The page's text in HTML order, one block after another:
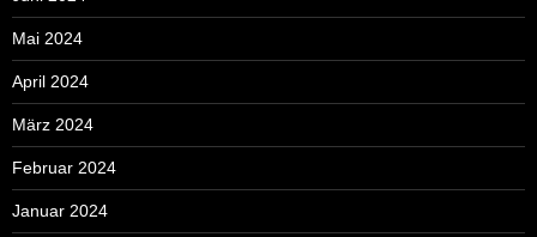
Mai 2024
April 2024
März 2024
Februar 2024
Januar 2024